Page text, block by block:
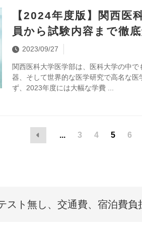
【2024年度版】関西医
員から試験内容まで徹
2023/09/27
関西医科大学医学部は、医科大学の中
器、そして世界的な医学研究で高名な
ず、2023年度には大幅な学費
... 3 4 5 6
スト無し、交通費、 宿泊費負